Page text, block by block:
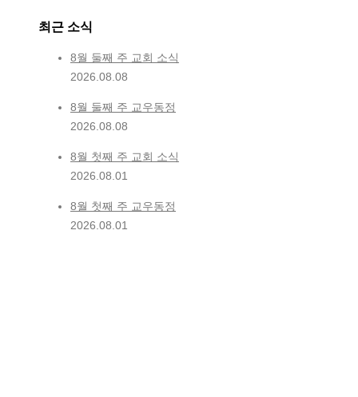
최근 소식
8월 둘째 주 교회 소식
2026.08.08
8월 둘째 주 교우동정
2026.08.08
8월 첫째 주 교회 소식
2026.08.01
8월 첫째 주 교우동정
2026.08.01